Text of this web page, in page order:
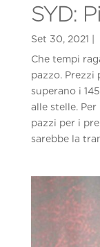
SYD:
Che tempi
pazzo. Prezzi
superano i
alle stelle.
pazzi per i
sarebbe la